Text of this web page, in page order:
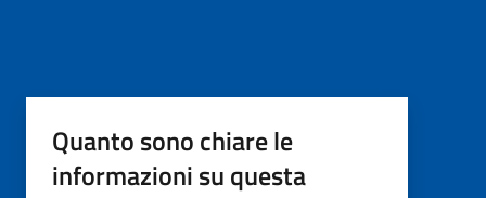
Quanto sono chiare le
informazioni su questa